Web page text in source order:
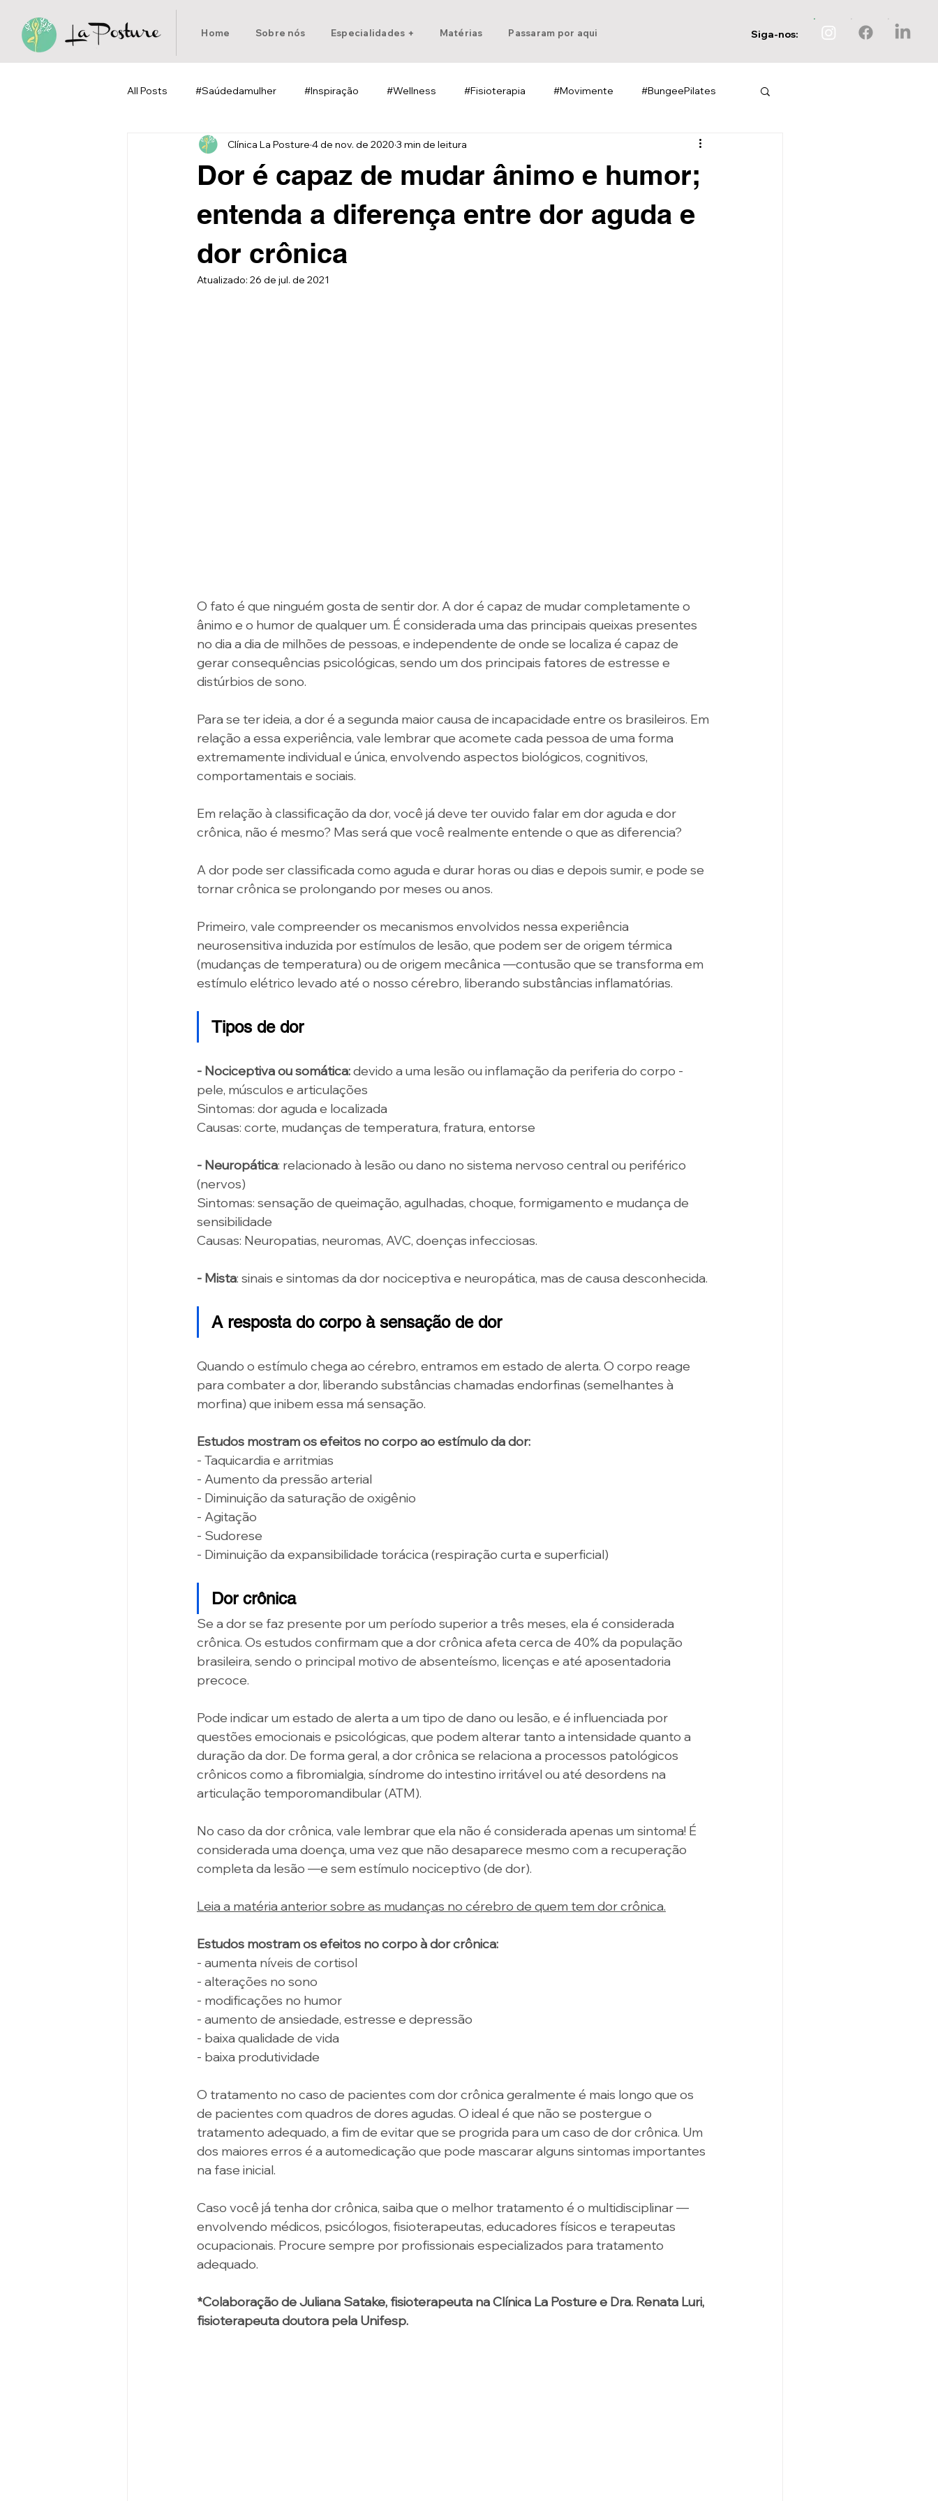
Home Sobre nós Especialidades + Matérias Passaram por aqui Siga-nos:
All Posts #Saúdedamulher #Inspiração #Wellness #Fisioterapia #Movimente #BungeePilates
#Homeoffice
Dor é capaz de mudar ânimo e humor;
entenda a diferença entre dor aguda e
dor crônica
Clínica La Posture 4 de nov. de 2020 3 min de leitura
Atualizado: 26 de jul. de 2021
O fato é que ninguém gosta de sentir dor. A dor é capaz de mudar completamente o
ânimo e o humor de qualquer um. É considerada uma das principais queixas presentes
no dia a dia de milhões de pessoas, e independente de onde se localiza é capaz de
gerar consequências psicológicas, sendo um dos principais fatores de estresse e
distúrbios de sono.
Para se ter ideia, a dor é a segunda maior causa de incapacidade entre os brasileiros. Em
relação a essa experiência, vale lembrar que acomete cada pessoa de uma forma
extremamente individual e única, envolvendo aspectos biológicos, cognitivos,
comportamentais e sociais.
Em relação à classificação da dor, você já deve ter ouvido falar em dor aguda e dor
crônica, não é mesmo? Mas será que você realmente entende o que as diferencia?
A dor pode ser classificada como aguda e durar horas ou dias e depois sumir, e pode se
tornar crônica se prolongando por meses ou anos.
Primeiro, vale compreender os mecanismos envolvidos nessa experiência
neurosensitiva induzida por estímulos de lesão, que podem ser de origem térmica
(mudanças de temperatura) ou de origem mecânica —contusão que se transforma em
estímulo elétrico levado até o nosso cérebro, liberando substâncias inflamatórias.
Tipos de dor
- Nociceptiva ou somática: devido a uma lesão ou inflamação da periferia do corpo -
pele, músculos e articulações
Sintomas: dor aguda e localizada
Causas: corte, mudanças de temperatura, fratura, entorse
- Neuropática: relacionado à lesão ou dano no sistema nervoso central ou periférico
(nervos)
Sintomas: sensação de queimação, agulhadas, choque, formigamento e mudança de
sensibilidade
Causas: Neuropatias, neuromas, AVC, doenças infecciosas.
- Mista: sinais e sintomas da dor nociceptiva e neuropática, mas de causa desconhecida.
A resposta do corpo à sensação de dor
Quando o estímulo chega ao cérebro, entramos em estado de alerta. O corpo reage
para combater a dor, liberando substâncias chamadas endorfinas (semelhantes à
morfina) que inibem essa má sensação.
Estudos mostram os efeitos no corpo ao estímulo da dor:
- Taquicardia e arritmias
- Aumento da pressão arterial
- Diminuição da saturação de oxigênio
- Agitação
- Sudorese
- Diminuição da expansibilidade torácica (respiração curta e superficial)
Dor crônica
Se a dor se faz presente por um período superior a três meses, ela é considerada
crônica. Os estudos confirmam que a dor crônica afeta cerca de 40% da população
brasileira, sendo o principal motivo de absenteísmo, licenças e até aposentadoria
precoce.
Pode indicar um estado de alerta a um tipo de dano ou lesão, e é influenciada por
questões emocionais e psicológicas, que podem alterar tanto a intensidade quanto a
duração da dor. De forma geral, a dor crônica se relaciona a processos patológicos
crônicos como a fibromialgia, síndrome do intestino irritável ou até desordens na
articulação temporomandibular (ATM).
No caso da dor crônica, vale lembrar que ela não é considerada apenas um sintoma! É
considerada uma doença, uma vez que não desaparece mesmo com a recuperação
completa da lesão —e sem estímulo nociceptivo (de dor).
Leia a matéria anterior sobre as mudanças no cérebro de quem tem dor crônica.
Estudos mostram os efeitos no corpo à dor crônica:
- aumenta níveis de cortisol
- alterações no sono
- modificações no humor
- aumento de ansiedade, estresse e depressão
- baixa qualidade de vida
- baixa produtividade
O tratamento no caso de pacientes com dor crônica geralmente é mais longo que os
de pacientes com quadros de dores agudas. O ideal é que não se postergue o
tratamento adequado, a fim de evitar que se progrida para um caso de dor crônica. Um
dos maiores erros é a automedicação que pode mascarar alguns sintomas importantes
na fase inicial.
Caso você já tenha dor crônica, saiba que o melhor tratamento é o multidisciplinar —
envolvendo médicos, psicólogos, fisioterapeutas, educadores físicos e terapeutas
ocupacionais. Procure sempre por profissionais especializados para tratamento
adequado.
*Colaboração de Juliana Satake, fisioterapeuta na Clínica La Posture e Dra. Renata Luri,
fisioterapeuta doutora pela Unifesp.